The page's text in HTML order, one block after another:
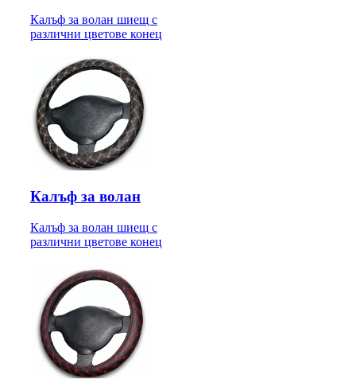
Калъф за волан шиещ с
различни цветове конец
Калъф за волан
Калъф за волан шиещ с
различни цветове конец